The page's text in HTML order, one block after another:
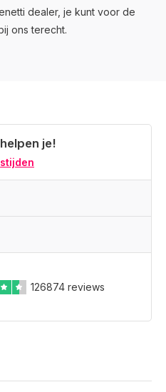
dealer, je kunt voor de
ons terecht.
je!
126874 reviews